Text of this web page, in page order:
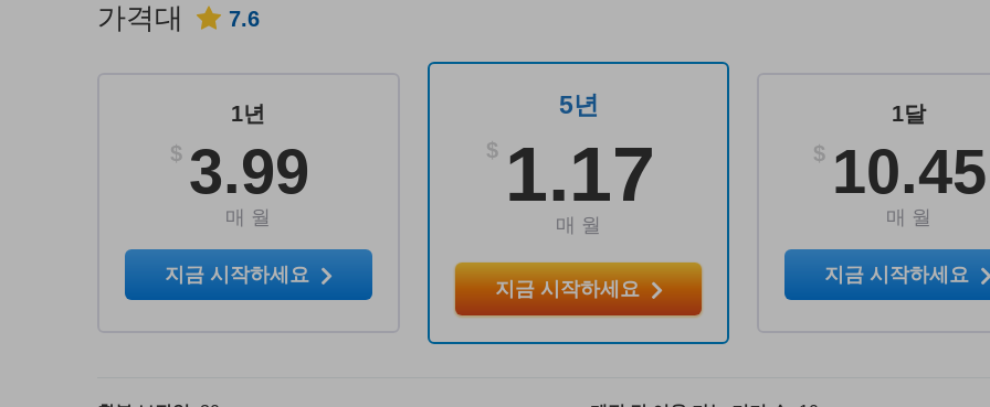
가격대 7.6
5년
$ 1.17
매 월
지금 시작하세요
1년
$ 3.99
매 월
지금 시작하세요
1달
$ 10.45
매 월
지금 시작하세요